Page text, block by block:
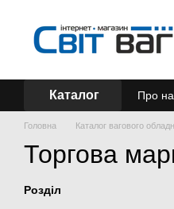
Каталог Про
Акції
Головна Каталог вагового
Торгова
Розділ